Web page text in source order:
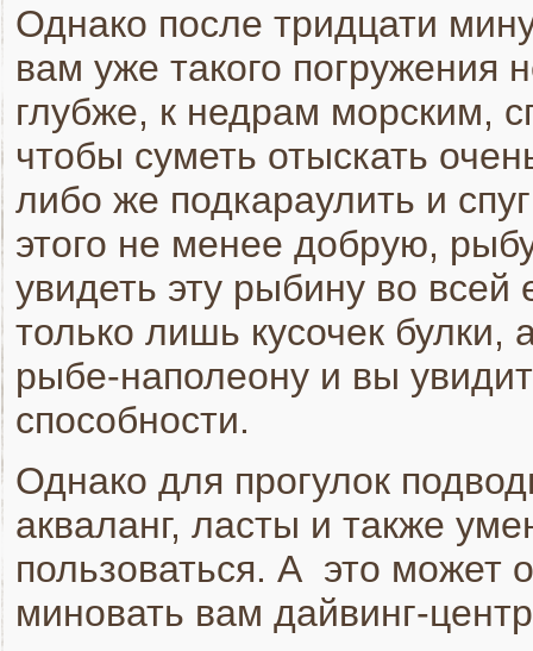
Однако после тридцати
вам уже такого погружения
глубже, к недрам морским,
чтобы суметь отыскать
либо же подкараулить и
этого не менее добрую,
увидеть эту рыбину во всей
только лишь кусочек
рыбе-наполеону и вы
способности.
Однако для прогулок
акваланг, ласты и также
пользоваться. А это может
миновать вам дайвинг-